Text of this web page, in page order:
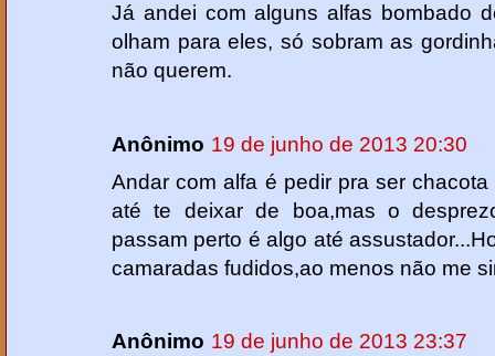
Já andei com alguns alfas bombado
olham para eles, só sobram as
não querem.
Anônimo 19 de junho de 2013 20:30
Andar com alfa é pedir pra ser
até te deixar de boa,mas o
passam perto é algo até
camaradas fudidos,ao menos não me
Anônimo 19 de junho de 2013 23:37